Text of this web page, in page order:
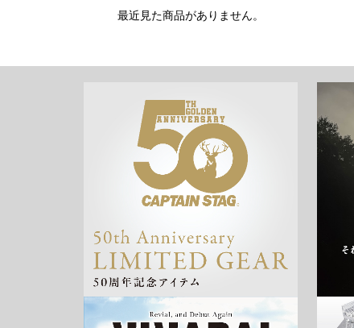
最近見た商品がありません。